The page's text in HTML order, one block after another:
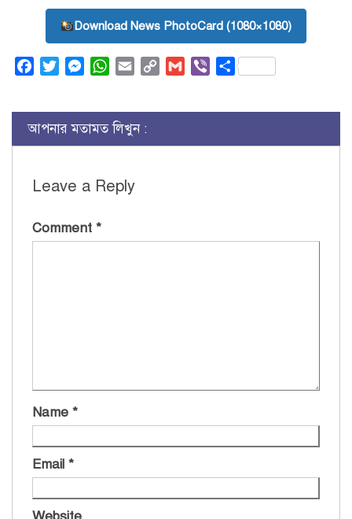
Download News PhotoCard (1080×1080)
FacebookTwitterMessenger
WhatsApp
Email
Copy
Gmail ViberShare
আপনার মতামত লিখুন :
Leave a Reply
Comment *
Name *
Email *